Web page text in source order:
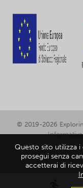
© 2019-2026
Questo sito utilizza i
prosegui senza
accetterai di